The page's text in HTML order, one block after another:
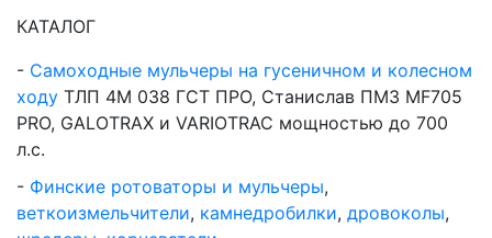
КАТАЛОГ
Самоходные мульчеры на гусеничном и колесном
ходу ТЛП 4М 038 ГСТ ПРО, Станислав ПМЗ MF705
PRO, GALOTRAX и VARIOTRAC мощностью до 700
л.с.
Финские ротоваторы и мульчеры,
веткоизмельчители, камнедробилки, дровоколы,